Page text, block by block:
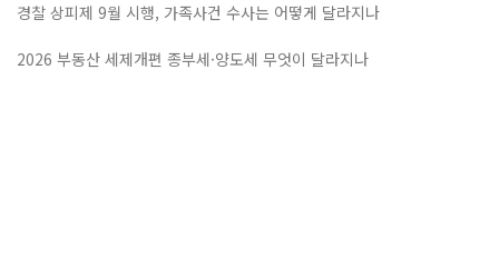
경찰 상피제 9월 시행, 가족사건 수사는 어떻게 달라지나
2026 부동산 세제개편 종부세·양도세 무엇이 달라지나